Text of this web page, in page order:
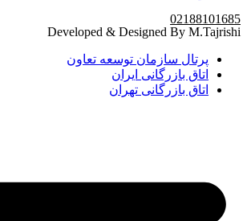
02188101685
Developed & Designed By M.Tajrishi
پرتال سازمان توسعه تعاون
اتاق بازرگانی ایران
اتاق بازرگانی تهران